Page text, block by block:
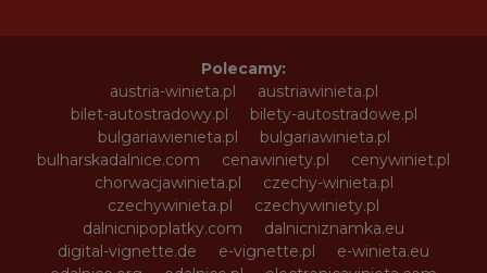
Polecamy:
austria-winieta.pl
austriawinieta.pl
bilet-autostradowy.pl
bilety-autostradowe.pl
bulgariawienieta.pl
bulgariawinieta.pl
bulharskadalnice.com
cenawiniety.pl
cenywiniet.pl
chorwacjawinieta.pl
czechy-winieta.pl
czechywinieta.pl
czechywiniety.pl
dalnicnipoplatky.com
dalnicniznamka.eu
digital-vignette.de
e-vignette.pl
e-winieta.eu